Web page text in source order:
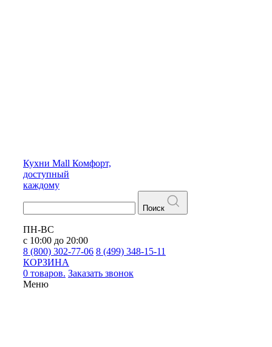
Кухни Mall Комфорт,
доступный
каждому
Поиск
ПН-ВС
с 10:00 до 20:00
8 (800) 302-77-06 8 (499) 348-15-11
КОРЗИНА
0 товаров. Заказать звонок
Меню